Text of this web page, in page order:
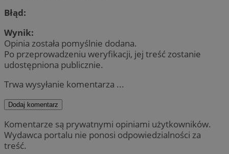
Błąd:
Wynik:
Opinia została pomyślnie dodana.
Po przeprowadzeniu weryfikacji, jej treść zostanie
udostępniona publicznie.
Trwa wysyłanie komentarza ...
Dodaj komentarz
Komentarze są prywatnymi opiniami użytkowników.
Wydawca portalu nie ponosi odpowiedzialności za
treść.